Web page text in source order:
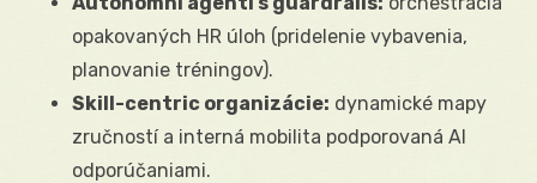
opakovaných HR úloh (pridelenie vybavenia,
planovanie tréningov).
Skill-centric organizácie: dynamické mapy
zručností a interná mobilita podporovaná AI
odporúčaniami.